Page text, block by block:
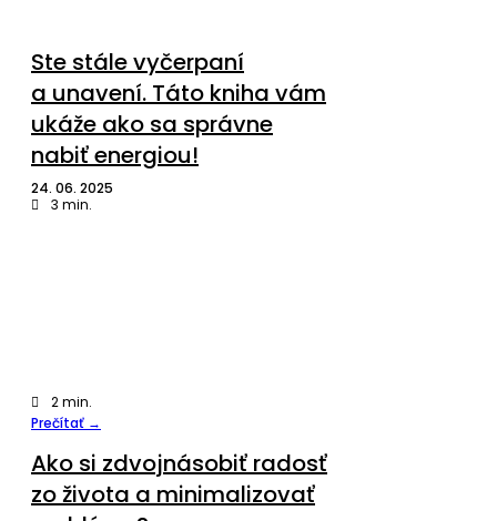
Ste stále vyčerpaní
a unavení. Táto kniha vám
ukáže ako sa správne
nabiť energiou!
24. 06. 2025
3 min.
2min.
Prečítať →
Ako si zdvojnásobiť radosť
zo života a minimalizovať